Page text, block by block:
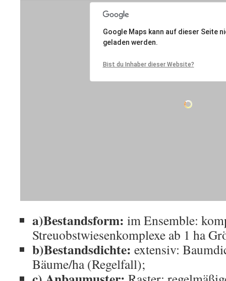
a)Bestandsform: im Ensemble:
Streuobstwiesenkomplexe ab 1 ha
b)Bestandsdichte: extensiv:
Bäume/ha (Regelfall);